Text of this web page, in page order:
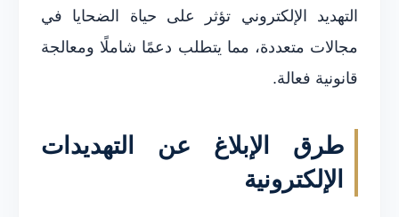
التهديد الإلكتروني تؤثر على حياة الضحايا في
مجالات متعددة، مما يتطلب دعمًا شاملًا ومعالجة
قانونية فعالة.
طرق الإبلاغ عن التهديدات
الإلكترونية